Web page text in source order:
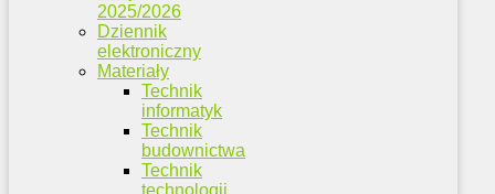
2025/2026
Dziennik
elektroniczny
Materiały
Technik
informatyk
Technik
budownictwa
Technik
technologii